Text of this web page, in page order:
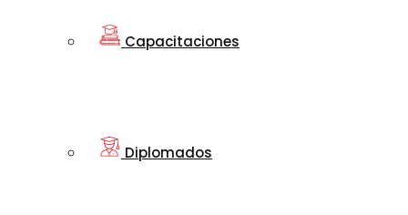
Capacitaciones
Diplomados